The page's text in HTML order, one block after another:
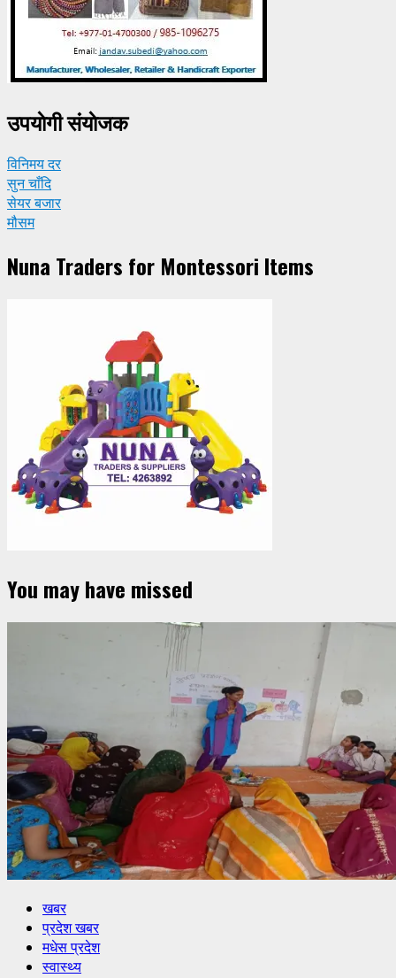
उपयाेगी संयाेजक
विनिमय दर
सुन चाँदि
सेयर बजार
मौसम
Nuna Traders for Montessori Items
You may have missed
खबर
प्रदेश खबर
मधेस प्रदेश
स्वास्थ्य